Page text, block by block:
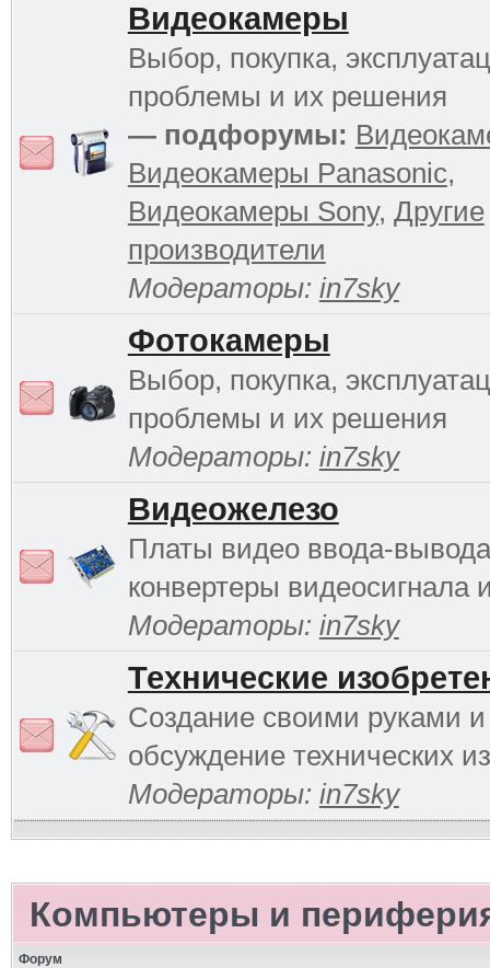
Видеокамеры
Выбор, покупка,
проблемы и их решения
— подфорумы:
Видеокамеры Panasonic,
Видеокамеры Sony, Другие
производители
Модераторы: in7sky
Фотокамеры
Выбор, покупка,
проблемы и их решения
Модераторы: in7sky
Видеожелезо
Платы видео ввода-
конвертеры видеосигнала
Модераторы: in7sky
Технические
Создание своими руками и
обсуждение технических
Модераторы: in7sky
Компьютеры и
Форум